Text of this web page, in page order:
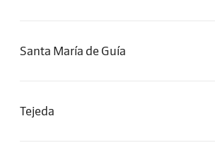
Santa María de Guía
Tejeda